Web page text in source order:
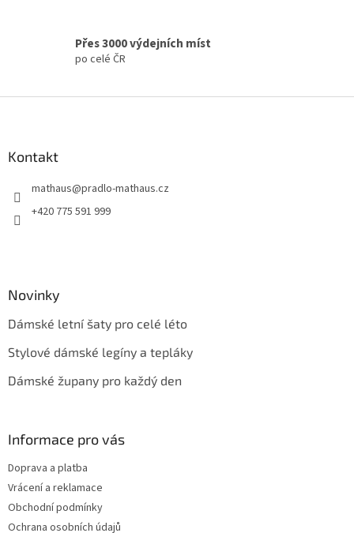
v
ý
s
Přes 3000 výdejních míst
po celé ČR
Kontakt
mathaus@pradlo-mathaus.cz
+420 775 591 999
Novinky
Dámské letní šaty pro celé léto
Stylové dámské legíny a tepláky
Dámské župany pro každý den
Informace pro vás
Doprava a platba
Vrácení a reklamace
Obchodní podmínky
Ochrana osobních údajů